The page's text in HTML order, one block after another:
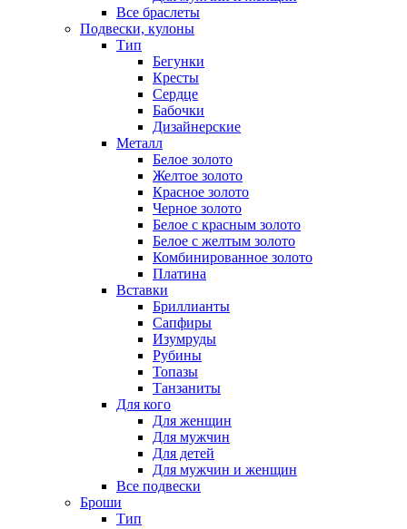
Все браслеты
Подвески, кулоны
Тип
Бегунки
Кресты
Сердце
Бабочки
Дизайнерские
Металл
Белое золото
Желтое золото
Красное золото
Черное золото
Белое с красным золото
Белое с желтым золото
Комбинированное золото
Платина
Вставки
Бриллианты
Сапфиры
Изумруды
Рубины
Топазы
Танзаниты
Для кого
Для женщин
Для мужчин
Для детей
Для мужчин и женщин
Все подвески
Броши
Тип